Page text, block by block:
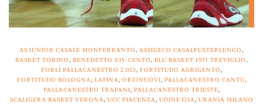
AS JUNIOR CASALE MONFERRANTO, ASSIGECO CASALPUSTERLENGO,
BASKET TORINO, BENEDETTO XIV CENTO, BLU BASKET 1971 TREVIGLIO,
FORLÌ PALLACANESTRO 2.015, FORTITUDO AGRIGENTO,
FORTITUDO BOLOGNA, LATINA, ORZINUOVI, PALLACANESTRO CANTÙ,
PALLACANESTRO TRAPANI, PALLACANESTRO TRIESTE,
SCALIGERA BASKET VERONA, UCC PIACENZA, UDINE GSA, URANIA MILANO